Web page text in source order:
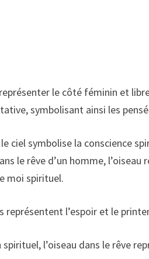
le côté féminin et
symbolisant ainsi les
ciel symbolise la conscience
le rêve d’un homme,
moi spirituel.
représentent l’espoir et le
l’oiseau dans le rêve